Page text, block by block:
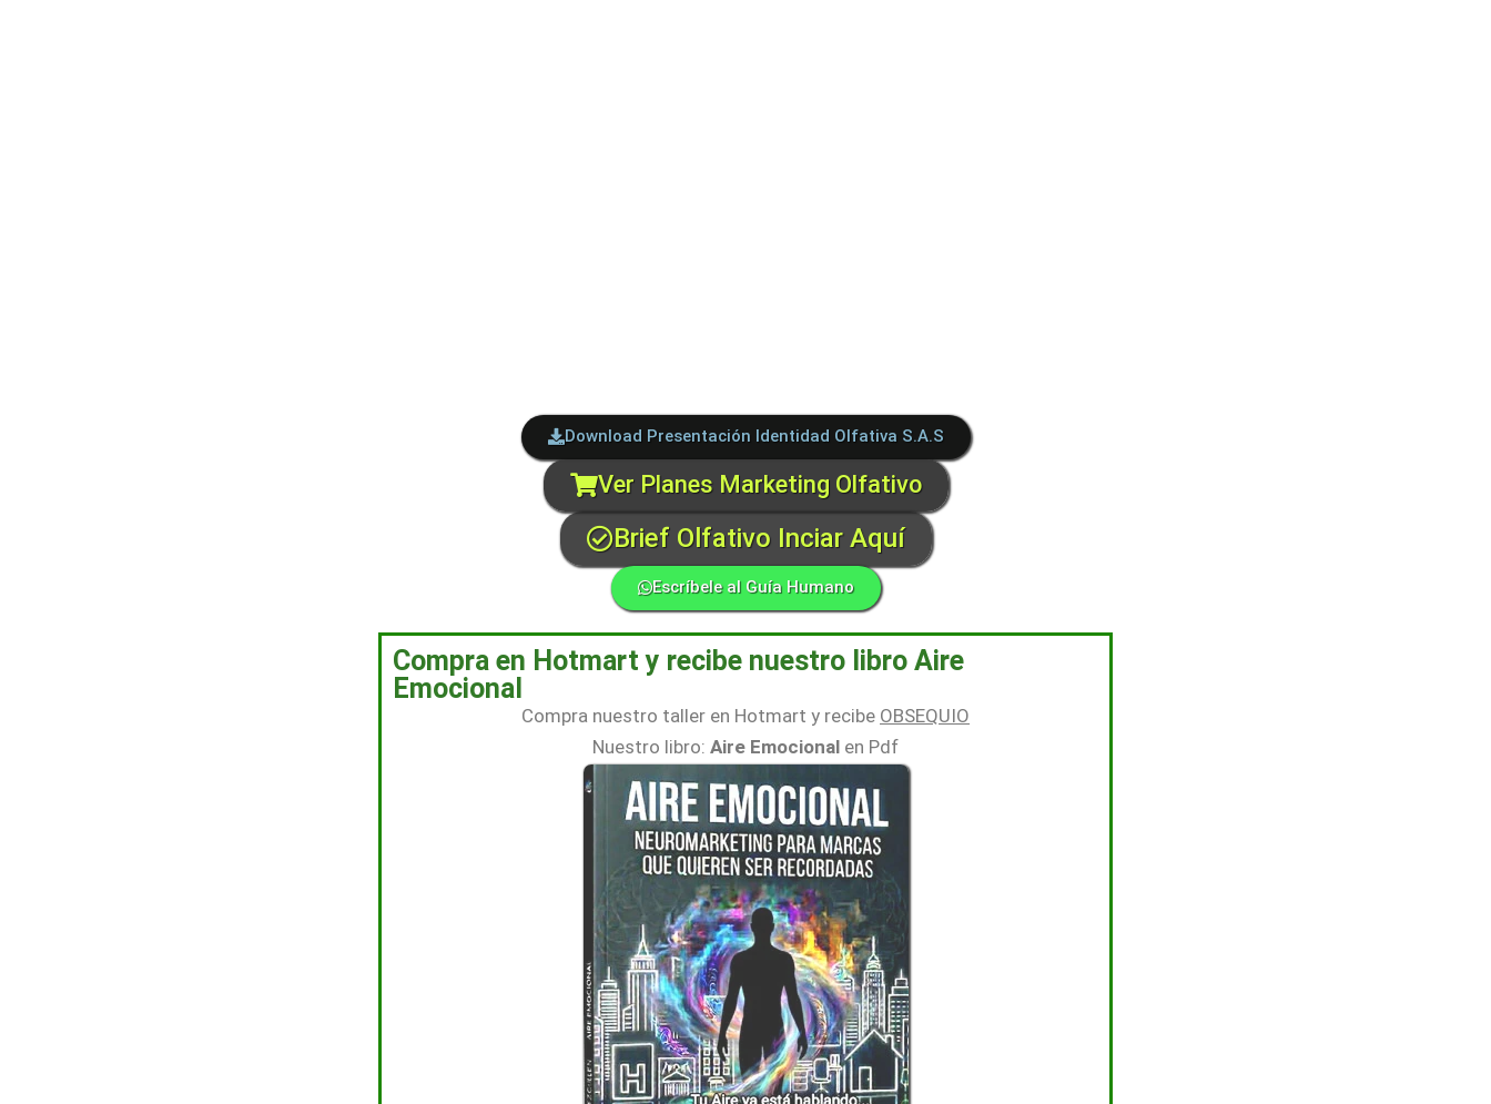
Download Presentación Identidad Olfativa S.A.S
Ver Planes Marketing Olfativo
Brief Olfativo Inciar Aquí
Escríbele al Guía Humano
Compra en Hotmart y recibe nuestro libro Aire
Emocional
Compra nuestro taller en Hotmart y recibe OBSEQUIO
Nuestro libro: Aire Emocional en Pdf